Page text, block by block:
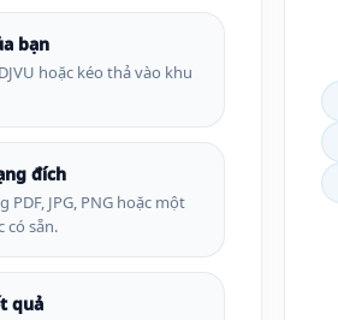
bạn
hoặc kéo thả vào khu
đích
PDF, JPG, PNG hoặc một
có sẵn.
quả